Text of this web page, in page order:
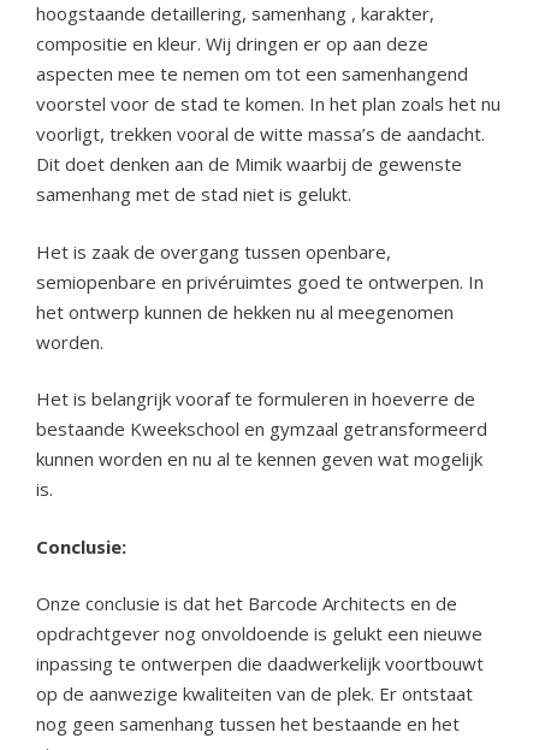
hoogstaande detaillering, samenhang , karakter,
compositie en kleur. Wij dringen er op aan deze
aspecten mee te nemen om tot een samenhangend
voorstel voor de stad te komen. In het plan zoals het nu
voorligt, trekken vooral de witte massa’s de aandacht.
Dit doet denken aan de Mimik waarbij de gewenste
samenhang met de stad niet is gelukt.
Het is zaak de overgang tussen openbare,
semiopenbare en privéruimtes goed te ontwerpen. In
het ontwerp kunnen de hekken nu al meegenomen
worden.
Het is belangrijk vooraf te formuleren in hoeverre de
bestaande Kweekschool en gymzaal getransformeerd
kunnen worden en nu al te kennen geven wat mogelijk
is.
Conclusie:
Onze conclusie is dat het Barcode Architects en de
opdrachtgever nog onvoldoende is gelukt een nieuwe
inpassing te ontwerpen die daadwerkelijk voortbouwt
op de aanwezige kwaliteiten van de plek. Er ontstaat
nog geen samenhang tussen het bestaande en het